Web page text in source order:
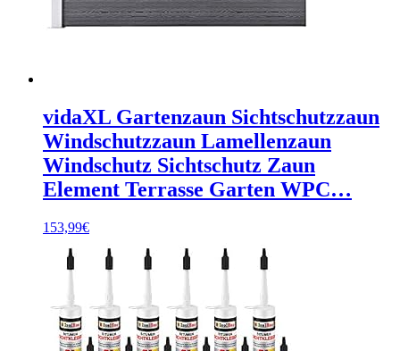
vidaXL Gartenzaun Sichtschutzzaun
Windschutzzaun Lamellenzaun
Windschutz Sichtschutz Zaun
Element Terrasse Garten WPC…
153,99€